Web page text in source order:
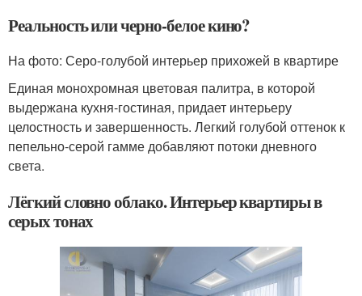
Реальность или черно-белое кино?
На фото: Серо-голубой интерьер прихожей в квартире
Единая монохромная цветовая палитра, в которой
выдержана кухня-гостиная, придает интерьеру
целостность и завершенность. Легкий голубой оттенок к
пепельно-серой гамме добавляют потоки дневного
света.
Лёгкий словно облако. Интерьер квартиры в
серых тонах